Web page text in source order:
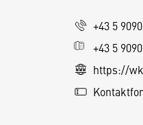
+43 5
+43 5
https://